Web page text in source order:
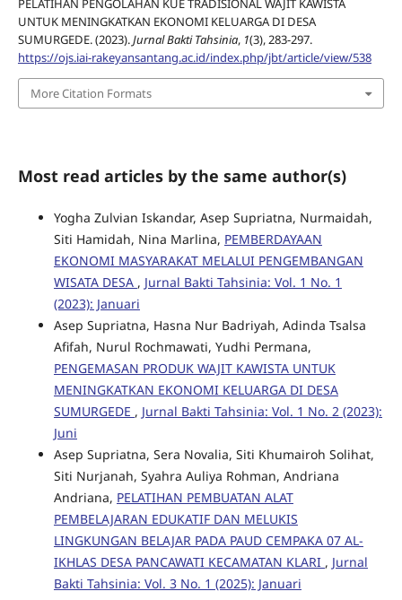
PELATIHAN PENGOLAHAN KUE TRADISIONAL WAJIT KAWISTA
UNTUK MENINGKATKAN EKONOMI KELUARGA DI DESA
SUMURGEDE. (2023).Jurnal Bakti Tahsinia, 1(3), 283-297.
https://ojs.iai-rakeyansantang.ac.id/index.php/jbt/article/view/538
More Citation Formats
Most read articles by the same author(s)
Yogha Zulvian Iskandar, Asep Supriatna, Nurmaidah,
Siti Hamidah, Nina Marlina, PEMBERDAYAAN
EKONOMI MASYARAKAT MELALUI PENGEMBANGAN
WISATA DESA , Jurnal Bakti Tahsinia: Vol. 1 No. 1
(2023): Januari
Asep Supriatna, Hasna Nur Badriyah, Adinda Tsalsa
Afifah, Nurul Rochmawati, Yudhi Permana,
PENGEMASAN PRODUK WAJIT KAWISTA UNTUK
MENINGKATKAN EKONOMI KELUARGA DI DESA
SUMURGEDE , Jurnal Bakti Tahsinia: Vol. 1 No. 2 (2023):
Juni
Asep Supriatna, Sera Novalia, Siti Khumairoh Solihat,
Siti Nurjanah, Syahra Auliya Rohman, Andriana
Andriana, PELATIHAN PEMBUATAN ALAT
PEMBELAJARAN EDUKATIF DAN MELUKIS
LINGKUNGAN BELAJAR PADA PAUD CEMPAKA 07 AL-
IKHLAS DESA PANCAWATI KECAMATAN KLARI , Jurnal
Bakti Tahsinia: Vol. 3 No. 1 (2025): Januari